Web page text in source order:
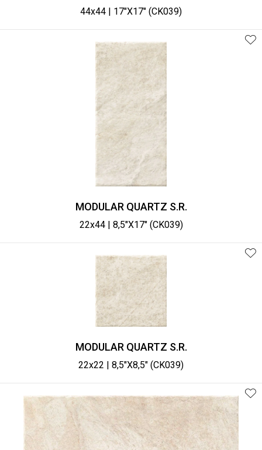
44x44 | 17"X17" (CK039)
MODULAR QUARTZ S.R.
22x44 | 8,5"X17" (CK039)
MODULAR QUARTZ S.R.
22x22 | 8,5"X8,5" (CK039)